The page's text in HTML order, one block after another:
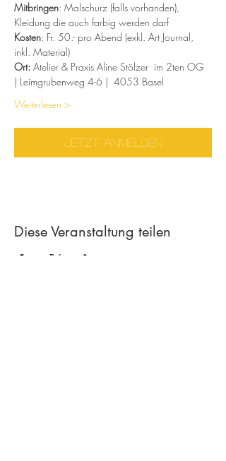
Mitbringen: Malschurz (falls vorhanden),
Kleidung die auch farbig werden darf
Kosten: Fr. 50.- pro Abend (exkl. Art Journal,
inkl. Material)
Ort: Atelier & Praxis Aline Stölzer  im 2ten OG
| Leimgrubenweg 4-6 |  4053 Basel
Weiterlesen >
jetzt anmelden
Diese Veranstaltung teilen